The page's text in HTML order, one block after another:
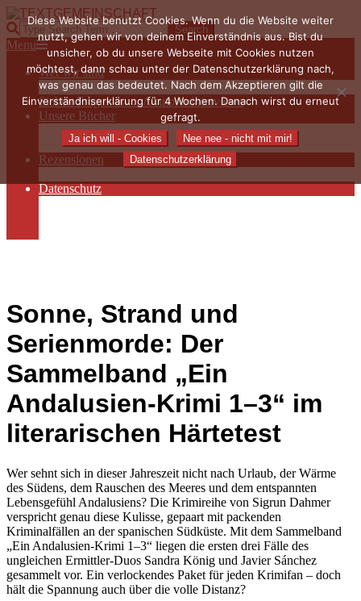
Skip
to
content
TEXTGEMEINSCHAFT
Search
Primary
Navigation
Menu
Menu
Wer wir sind
Die Hauptakteurinnen
Sieben Fragen an… / Autoreninterviews
Unsere Bücher
Autorenservices
Autorenprofile
Rezensionen
Datenschutz
Sonne, Strand und
Serienmorde: Der
Sammelband „Ein
Andalusien-Krimi 1–3“ im
literarischen Härtetest
Wer sehnt sich in dieser Jahreszeit nicht nach Urlaub, der Wärme
des Südens, dem Rauschen des Meeres und dem entspannten
Lebensgefühl Andalusiens? Die Krimireihe von Sigrun Dahmer
verspricht genau diese Kulisse, gepaart mit packenden
Kriminalfällen an der spanischen Südküste. Mit dem Sammelband
„Ein Andalusien-Krimi 1–3“ liegen die ersten drei Fälle des
ungleichen Ermittler-Duos Sandra König und Javier Sánchez
gesammelt vor. Ein verlockendes Paket für jeden Krimifan – doch
hält die Spannung auch über die volle Distanz?
Diese Website benutzt Cookies. Wenn du die Website weiter
nutzt, gehen wir von deinem Einverständnis aus. Bist du
unsicher, ob du unsere Webseite mit Cookies nutzen
möchtest, dann schau unter der Datenschutzerklärung nach,
was genau das bedeutet. Nach dem Akzeptieren gilt die
Einverständniserklärung für 4 Wochen. Danach wirst du erneut
gefragt.
Ja ich will - Cookies
Nee nee - nicht mit mir!
Datenschutzerklärung